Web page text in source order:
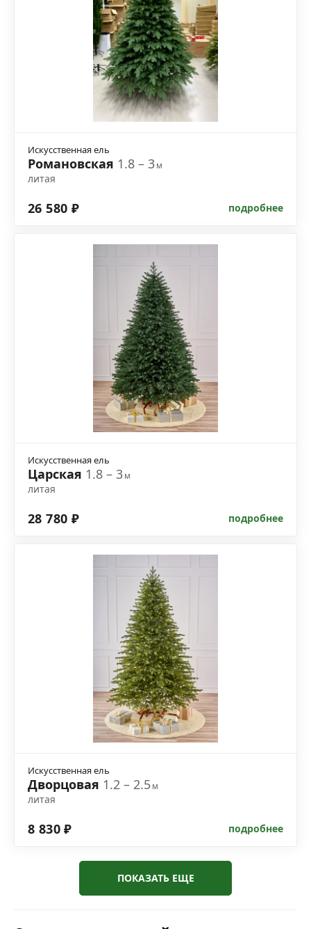
Искусственная ель
Романовская 1.8 – 3м
литая
26 580 ₽ подробнее
Искусственная ель
Царская 1.8 – 3м
литая
28 780 ₽ подробнее
Искусственная ель
Дворцовая 1.2 – 2.5м
литая
8 830 ₽ подробнее
ПОКАЗАТЬ ЕЩЕ